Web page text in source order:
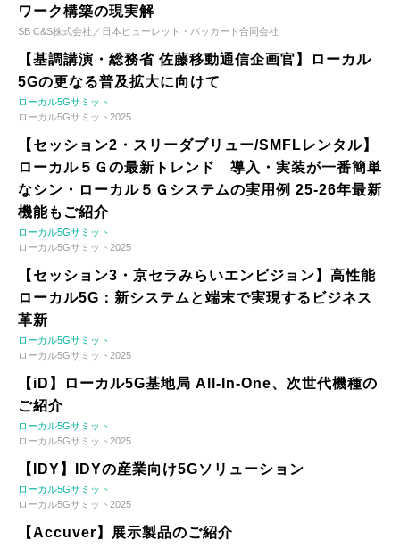
ワーク構築の現実解
SB C&S株式会社／日本ヒューレット・パッカード合同会社
【基調講演・総務省 佐藤移動通信企画官】ローカル
5Gの更なる普及拡大に向けて
ローカル5Gサミット
ローカル5Gサミット2025
【セッション2・スリーダブリュー/SMFLレンタル】
ローカル５Ｇの最新トレンド 導入・実装が一番簡単
なシン・ローカル５Ｇシステムの実用例 25-26年最新
機能もご紹介
ローカル5Gサミット
ローカル5Gサミット2025
【セッション3・京セラみらいエンビジョン】高性能
ローカル5G：新システムと端末で実現するビジネス
革新
ローカル5Gサミット
ローカル5Gサミット2025
【iD】ローカル5G基地局 All-In-One、次世代機種の
ご紹介
ローカル5Gサミット
ローカル5Gサミット2025
【IDY】IDYの産業向け5Gソリューション
ローカル5Gサミット
ローカル5Gサミット2025
【Accuver】展示製品のご紹介